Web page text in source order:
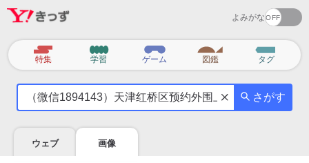
よみがな
カ
テ
特集 学習 ゲーム 図鑑 タグ
気
さがす
ウェブ 画像